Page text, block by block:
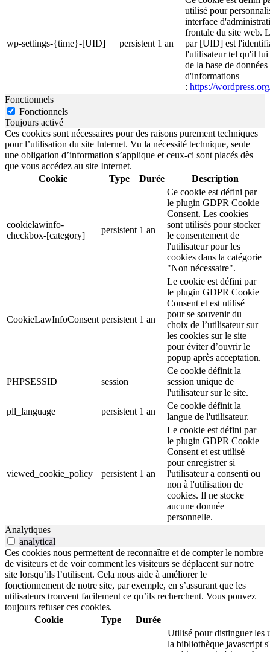
wp-settings-{time}-[UID] persistent 1 an
utilisé pour
interface
frontale du site web.
par [UID] est
l'utilisateur tel qu'il lui
de la base de
d'informations
: https://
Fonctionnels
Fonctionnels
Toujours activé
Ces cookies sont nécessaires pour des raisons purement techniques
pour l’utilisation du site Internet. Vu la nécessité technique, seule
une obligation d’information s’applique et ceux-ci sont placés dès
que vous accédez au site Internet.
Cookie
Type Durée Description
cookielawinfo-
checkbox-[category]
persistent 1 an
Ce cookie est défini par
le plugin GDPR Cookie
Consent. Les cookies
sont utilisés pour stocker
le consentement de
l'utilisateur pour les
cookies dans la catégorie
"Non nécessaire".
CookieLawInfoConsent persistent 1 an
Le cookie est défini par
le plugin GDPR Cookie
Consent et est utilisé
pour se souvenir du
choix de l’utilisateur sur
les cookies sur le site
pour éviter d’ouvrir le
popup après acceptation.
PHPSESSID session
Ce cookie définit la
session unique de
l'utilisateur sur le site.
pll_language
persistent 1 an
Ce cookie définit la
langue de l'utilisateur.
viewed_cookie_policy persistent 1 an
Le cookie est défini par
le plugin GDPR Cookie
Consent et est utilisé
pour enregistrer si
l'utilisateur a consenti ou
non à l'utilisation de
cookies. Il ne stocke
aucune donnée
personnelle.
Analytiques
analytical
Ces cookies nous permettent de reconnaître et de compter le nombre
de visiteurs et de voir comment les visiteurs se déplacent sur notre
site lorsqu’ils l’utilisent. Cela nous aide à améliorer le
fonctionnement de notre site, par exemple, en s’assurant que les
utilisateurs trouvent facilement ce qu’ils recherchent. Vous pouvez
toujours refuser ces cookies.
Cookie
Type Durée
Utilisé pour distinguer les
la bibliothèque javascript